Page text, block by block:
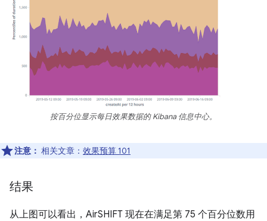
按百分位显示每日效果数据的 Kibana 信息中心。
注意： 相关文章： 效果预算 101
结果
从上图可以看出，AirSHIFT 现在在满足第 75 个百分位数用